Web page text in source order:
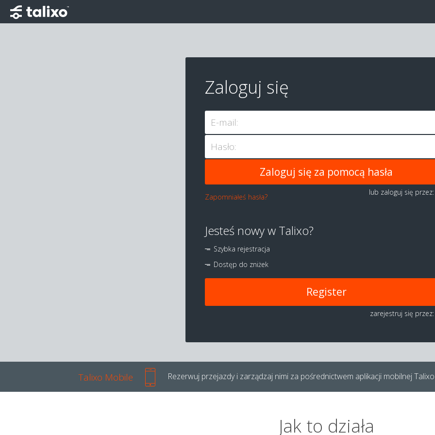
Zaloguj się
E-mail:
Hasło:
Zapomniałeś hasła?
lub zaloguj się
Jesteś nowy w Talixo?
Szybka rejestracja
Dostęp do zniżek
Register
zarejestruj się przez:
Talixo Mobile Rezerwuj przejazdy i zarządzaj nimi za pośrednictwem aplikacji mobilnej
Jak to działa